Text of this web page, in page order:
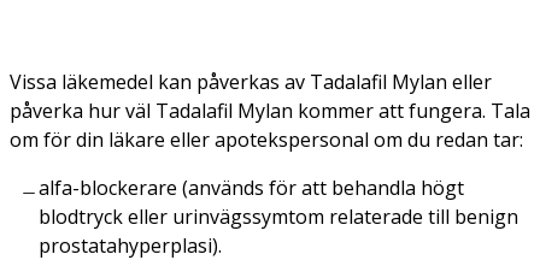
Vissa läkemedel kan påverkas av Tadalafil Mylan eller
påverka hur väl Tadalafil Mylan kommer att fungera. Tala
om för din läkare eller apotekspersonal om du redan tar:
alfa-blockerare (används för att behandla högt
blodtryck eller urinvägssymtom relaterade till benign
prostatahyperplasi).